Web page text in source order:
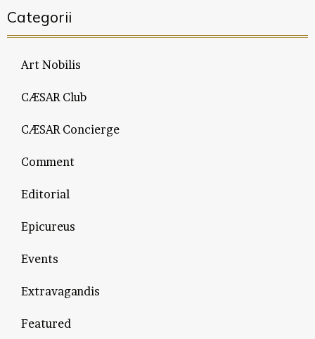
Categorii
Art Nobilis
CÆSAR Club
CÆSAR Concierge
Comment
Editorial
Epicureus
Events
Extravagandis
Featured